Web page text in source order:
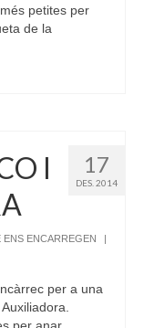
petites per
de la
17
DES. 2014
I
ENS ENCARREGEN
|
per a una